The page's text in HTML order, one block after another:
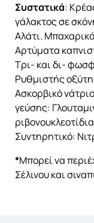
Συστατικά:
γάλακτος σε
Αλάτι.
Αρτύματα
Τρι- και δι-
Ρυθμιστής
Ασκορβικό
γεύσης:
Συντηρητικό:
*Μπορεί να
Σέλινου και